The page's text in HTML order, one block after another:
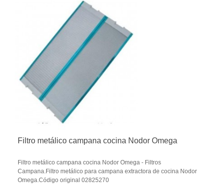
Filtro metálico campana cocina Nodor Omega
Filtro metálico campana cocina Nodor Omega - Filtros
Campana.Filtro metálico para campana extractora de cocina Nodor
Omega.Código original 02825270